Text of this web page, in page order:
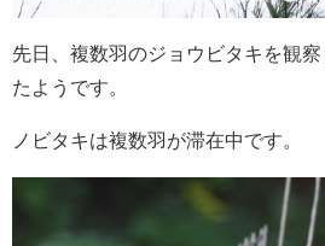
先日、複数羽のジョウビタキを観
たようです。
ノビタキは複数羽が滞在中です。